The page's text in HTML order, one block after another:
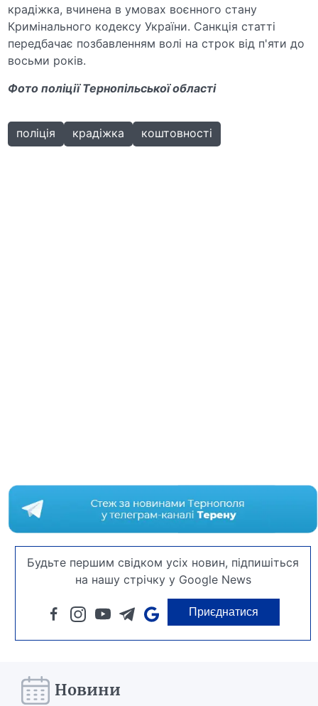
крадіжка, вчинена в умовах воєнного стану
Кримінального кодексу України. Санкція статті
передбачає позбавленням волі на строк від п'яти до
восьми років.
Фото поліції Тернопільської області
поліція крадіжка коштовності
Будьте першим свідком усіх новин, підпишіться
на нашу стрічку у Google News
Приєднатися
Новини